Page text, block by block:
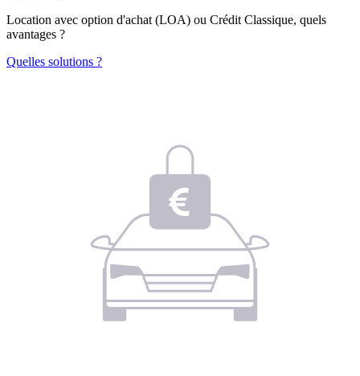
Location avec option d'achat (LOA) ou Crédit Classique, quels
avantages ?
Quelles solutions ?